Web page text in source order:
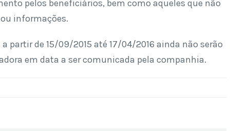
pelos beneficiários, bem como aqueles que não
informações.
partir de 15/09/2015 até 17/04/2016 ainda não serão
em data a ser comunicada pela companhia.